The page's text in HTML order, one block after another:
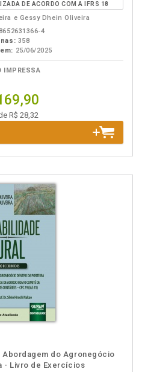
DE ACORDO COM A IFRS 18
e Gessy Dhein Oliveira
4
358
25/06/2025
IMPRESSA
R$ 28,32
Abordagem do Agronegócio
- Livro de Exercícios